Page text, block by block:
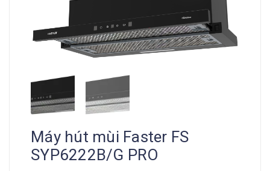
Máy hút mùi Faster FS
SYP6222B/G PRO